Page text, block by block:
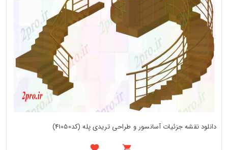
دانلود نقشه جزئیات آسانسور و طراحی تریدی پله (کد41050)